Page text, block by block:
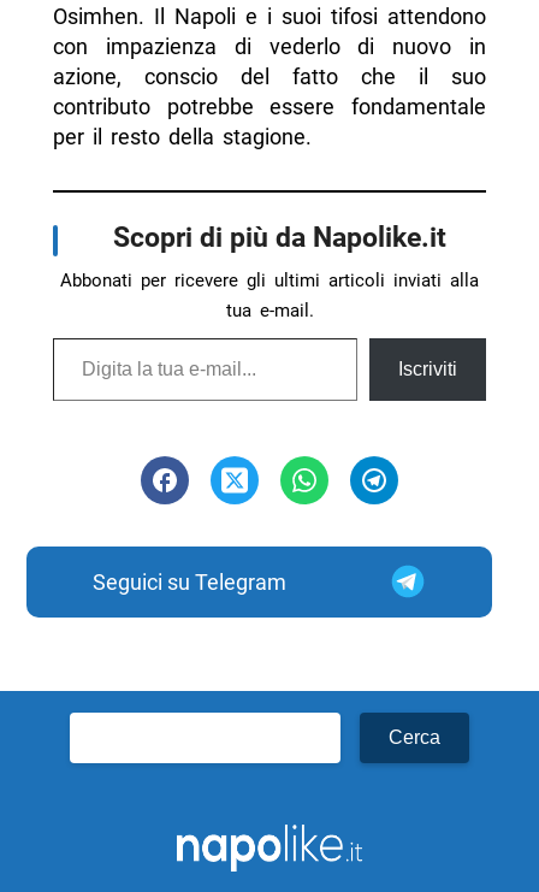
Osimhen. Il Napoli e i suoi tifosi attendono
con impazienza di vederlo di nuovo in
azione, conscio del fatto che il suo
contributo potrebbe essere fondamentale
per il resto della stagione.
Scopri di più da Napolike.it
Abbonati per ricevere gli ultimi articoli inviati alla
tua e-mail.
Digita la tua e-mail...
Iscriviti
Seguici su Telegram
per: